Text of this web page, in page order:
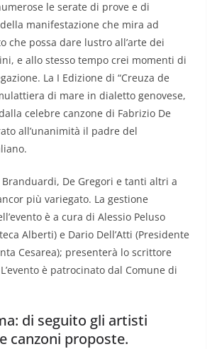
le serate di prove e di
manifestazione che mira ad
che possa dare lustro all’arte dei
e allo stesso tempo crei momenti di
La I Edizione di “Creuza de
di mare in dialetto genovese,
celebre canzone di Fabrizio De
all’unanimità il padre del
Branduardi, De Gregori e tanti altri a
più variegato. La gestione
è a cura di Alessio Peluso
Alberti) e Dario Dell’Atti (Presidente
Cesarea); presenterà lo scrittore
è patrocinato dal Comune di
di seguito gli artisti
canzoni proposte.